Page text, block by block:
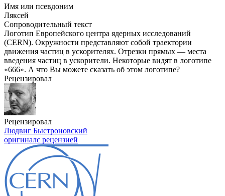
Имя или псевдоним
Ляксей
Сопроводительный текст
Логотип Европейского центра ядерных исследований
(CERN). Окружности представляют собой траектории
движения частиц в ускорителях. Отрезки прямых — места
введения частиц в ускорители. Некоторые видят в логотипе
«666». А что Вы можете сказать об этом логотипе?
Рецензировал
Рецензировал
Людвиг Быстроновский
оригиналс рецензией